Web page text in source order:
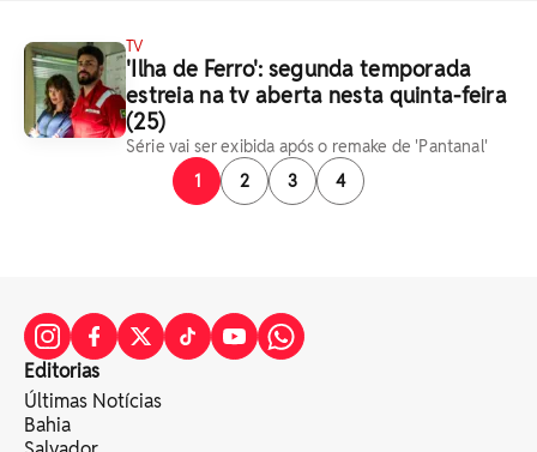
TV
'Ilha de Ferro': segunda temporada
estreia na tv aberta nesta quinta-feira
(25)
Série vai ser exibida após o remake de 'Pantanal'
1
2 3 4
Editorias
Últimas Notícias
Bahia